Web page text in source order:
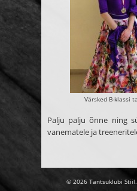
Värsked B-klassi
Palju palju õnne ning
vanematele ja
© 2026 Tantsuklubi